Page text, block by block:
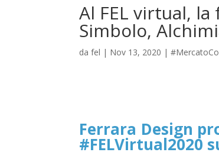
Al FEL virtual, la
Simbolo,
dafel | Nov 13, 2020 |
Ferrara Design
#FELVirtual2020